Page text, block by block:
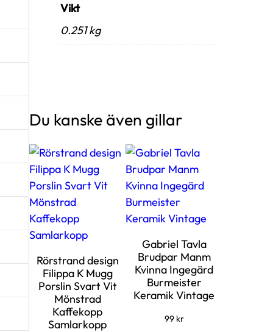
Vikt
0.251 kg
Du kanske även gillar
Rörstrand design
Filippa K Mugg
Porslin Svart Vit
Mönstrad
Kaffekopp
Samlarkopp
Gabriel Tavla
Brudpar Manm
Kvinna Ingegärd
Burmeister
Keramik Vintage
99 kr